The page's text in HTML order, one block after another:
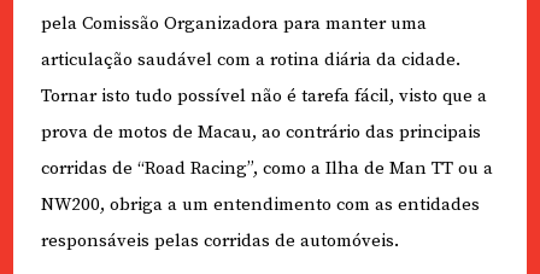
pela Comissão Organizadora para manter uma
articulação saudável com a rotina diária da cidade.
Tornar isto tudo possível não é tarefa fácil, visto que a
prova de motos de Macau, ao contrário das principais
corridas de “Road Racing”, como a Ilha de Man TT ou a
NW200, obriga a um entendimento com as entidades
responsáveis pelas corridas de automóveis.